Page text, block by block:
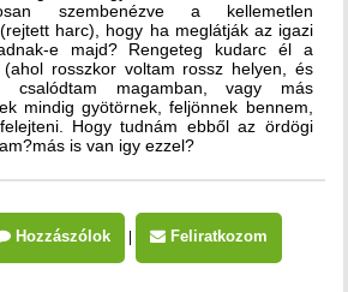
szembenézve a kellemetlen
harc), hogy ha meglátják az igazi
e majd? Rengeteg kudarc él a
rosszkor voltam rossz helyen, és
csalódtam magamban, vagy más
mindig gyötörnek, feljönnek bennem,
Hogy tudnám ebből az ördögi
is van igy ezzel?
Hozzászólok Feliratkozom